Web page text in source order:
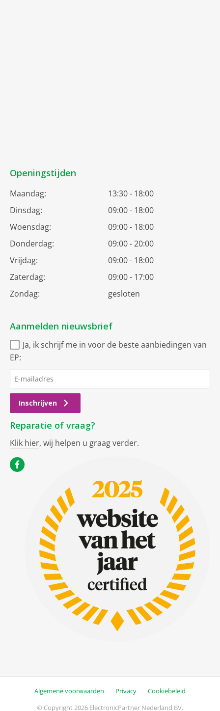
Openingstijden
Maandag:
13:30 - 18:00
Dinsdag:
09:00 - 18:00
Woensdag:
09:00 - 18:00
Donderdag:
09:00 - 20:00
Vrijdag:
09:00 - 18:00
Zaterdag:
09:00 - 17:00
Zondag:
gesloten
Aanmelden nieuwsbrief
Ja, ik schrijf me in voor de beste aanbiedingen van
EP:
Inschrijven
Reparatie of vraag?
Klik hier, wij helpen u graag verder.
Algemene voorwaarden Privacy
Cookiebeleid
© Copyright 2026 ElectronicPartner Nederland BV.